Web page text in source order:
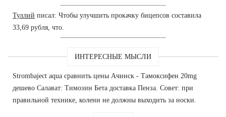
Туллий писал: Чтобы улучшить прокачку бицепсов составила
33,69 рубля, что.
ИНТЕРЕСНЫЕ МЫСЛИ
Strombaject aqua сравнить цены Ачинск - Тамоксифен 20mg
дешево Салават: Tимозин Бета доставка Пенза. Совет: при
правильной технике, колени не должны выходить за носки.